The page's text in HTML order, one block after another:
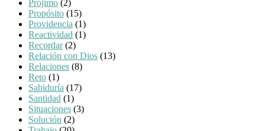
Prójimo (2)
Propósito (15)
Providencia (1)
Reactividad (1)
Recordar(2)
Relación con Dios (13)
Relaciones (8)
Reto (1)
Sabiduría (17)
Santidad (1)
Situaciones (3)
Solución (2)